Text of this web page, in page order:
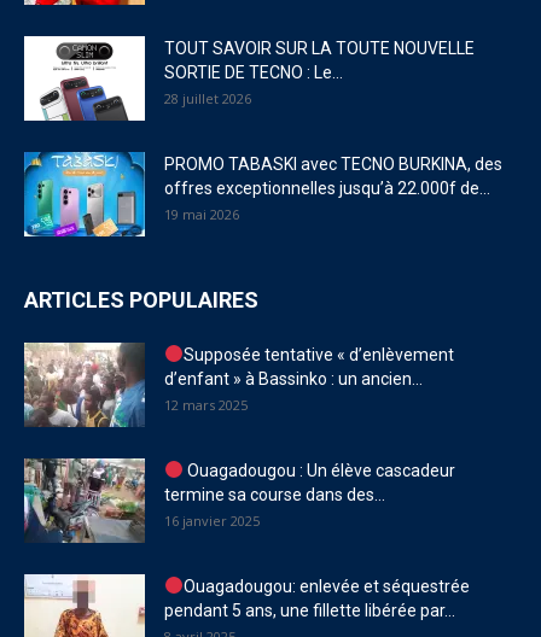
TOUT SAVOIR SUR LA TOUTE NOUVELLE
SORTIE DE TECNO : Le...
28 juillet 2026
PROMO TABASKI avec TECNO BURKINA, des
offres exceptionnelles jusqu’à 22.000f de...
19 mai 2026
ARTICLES POPULAIRES
Supposée tentative « d’enlèvement
d’enfant » à Bassinko : un ancien...
12 mars 2025
Ouagadougou : Un élève cascadeur
termine sa course dans des...
16 janvier 2025
Ouagadougou: enlevée et séquestrée
pendant 5 ans, une fillette libérée par...